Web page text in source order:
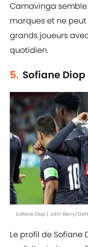
Camavinga
marques et ne
grands joueurs
quotidien.
5. Sofiane Diop
Sofiane Diop | John Berry/
Le profil de Sofiane